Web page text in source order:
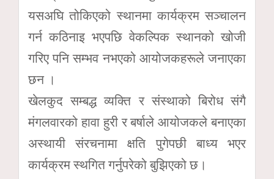
यसअघि तोकिएको स्थानमा कार्यक्रम सञ्चालन
गर्न कठिनाइ भएपछि वेकल्पिक स्थानको खोजी
गरिए पनि सम्भव नभएको आयोजकहरूले जनाएका
छन ।
खेलकुद सम्बद्ध व्यक्ति र संस्थाको बिरोध संगै
मंगलवारको हावा हुरी र बर्षाले आयोजकले बनाएका
अस्थायी संरचनामा क्षति पुगेपछी बाध्य भएर
कार्यक्रम स्थगित गर्नुपरेको बुझिएको छ।